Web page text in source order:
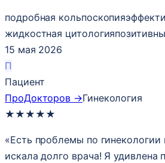
подробная кольпоскопия
жидкостная цитология
15 мая 2026
П
Пациент
ПроДокторов →Гинекология
★ ★ ★ ★ ★
«Есть проблемы по гинекологии
искала долго врача! Я удивлена